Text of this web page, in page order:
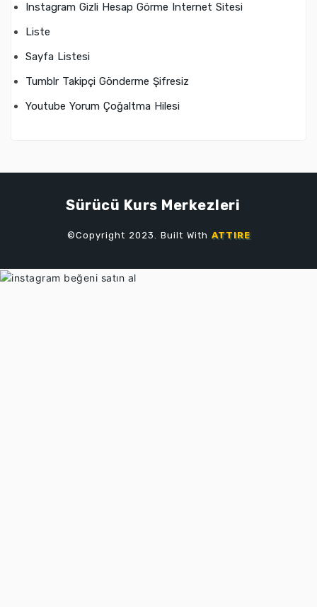
Instagram Gizli Hesap Görme Internet Sitesi
Liste
Sayfa Listesi
Tumblr Takipçi Gönderme Şifresiz
Youtube Yorum Çoğaltma Hilesi
Sürücü Kurs Merkezleri
©Copyright 2023. Built With ATTIRE